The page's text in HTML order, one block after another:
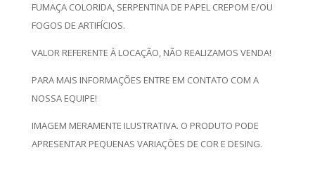
FUMAÇA COLORIDA, SERPENTINA DE PAPEL CREPOM E/OU
FOGOS DE ARTIFÍCIOS.
VALOR REFERENTE À LOCAÇÃO, NÃO REALIZAMOS VENDA!
PARA MAIS INFORMAÇÕES ENTRE EM CONTATO COM A
NOSSA EQUIPE!
IMAGEM MERAMENTE ILUSTRATIVA. O PRODUTO PODE
APRESENTAR PEQUENAS VARIAÇÕES DE COR E DESING.